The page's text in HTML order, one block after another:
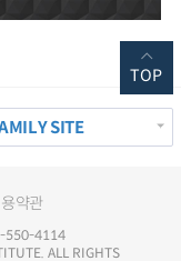
SITE
약관
550-4114
ALL RIGHTS
TOP